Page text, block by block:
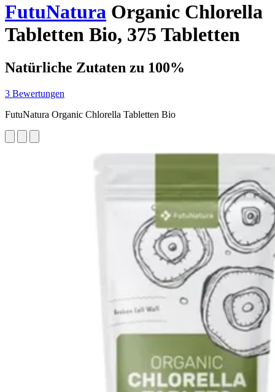
FutuNatura Organic Chlorella
Tabletten Bio, 375 Tabletten
Natürliche Zutaten zu 100%
3 Bewertungen
FutuNatura Organic Chlorella Tabletten Bio